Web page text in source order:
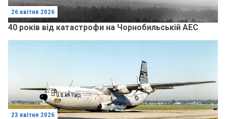
26 квітня 2026
40 років від катастрофи на Чорнобильській АЕС
23 квітня 2026